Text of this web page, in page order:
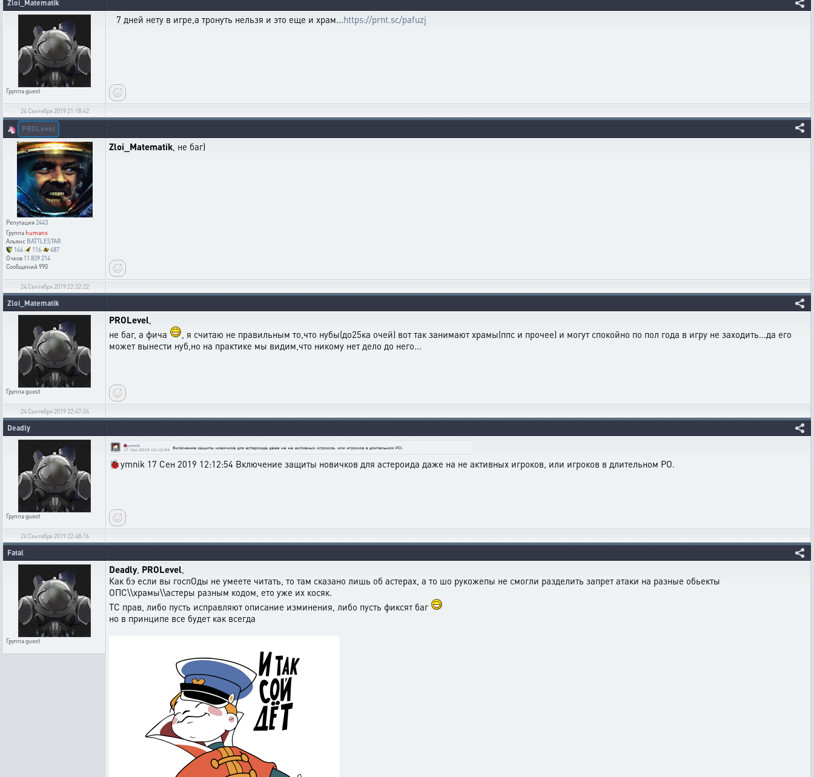
Zloi_Matematik
Группаguest
7 дней нету в игре,а тронуть нельзя и это еще и храм...https://prnt.sc/pafuzj
24 Сентября 2019 21:18:42
🦄 PROLevel
Репутация2443
Группаhumans
Альянс BATTLESTAR
144
116
487
Очков 11 839 214
Сообщений 990
Zloi_Matematik, не баг)
24 Сентября 2019 22:32:22
Zloi_Matematik
Группаguest
PROLevel,
не баг, а фича
, я считаю не правильным то,что нубы(до25ка очей) вот так занимают храмы(ппс и прочее) и могут спокойно по пол года в игру не заходить...да его
может вынести нуб,но на практике мы видим,что никому нет дело до него...
24 Сентября 2019 22:47:24
Deadly
Группаguest
🐞ymnik 17 Сен 2019 12:12:54 Включение защиты новичков для астероида даже на не активных игроков, или игроков в длительном РО.
24 Сентября 2019 22:48:16
Fatal
Группаguest
Deadly, PROLevel,
Как бэ если вы госпОды не умеете читать, то там сказано лишь об астерах, а то шо рукожепы не смогли разделить запрет атаки на разные обьекты
ОПС\\храмы\\астеры разным кодом, ето уже их косяк.
ТС прав, либо пусть исправляют описание изминения, либо пусть фиксят баг
но в принципе все будет как всегда